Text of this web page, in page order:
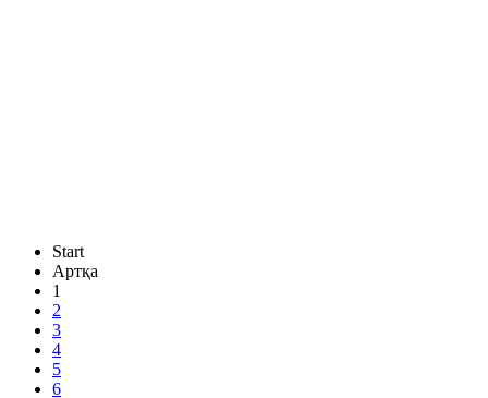
Start
Артқа
1
2
3
4
5
6